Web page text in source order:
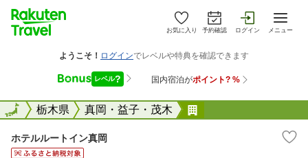
お気に入り 予約確認 ログイン メニュー
全国栃木県 真岡・益子・茂木
全国
ホテルルートイン真岡